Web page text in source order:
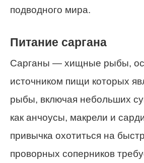
подводного мира.
Питание саргана
Сарганы — хищные рыбы,
источником пищи которых
рыбы, включая небольших
как анчоусы, макрели и
привычка охотиться на
проворных соперников